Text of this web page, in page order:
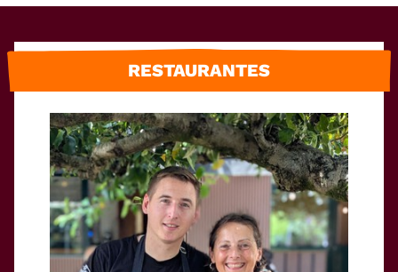
RESTAURANTES